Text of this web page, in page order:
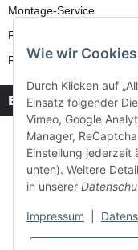
Montage-Service
Reparatur-Service
Retouren-Service
Bezahlung &
Wie wir
Durch Klicken auf
Einsatz folgender
Vimeo, Google
Manager,
Einstellung jederzeit
unten). Weitere
in unserer
Impressum